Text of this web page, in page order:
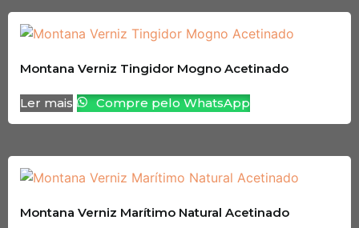
Montana Verniz Tingidor Mogno Acetinado
Ler mais Compre pelo WhatsApp
Montana Verniz Marítimo Natural Acetinado